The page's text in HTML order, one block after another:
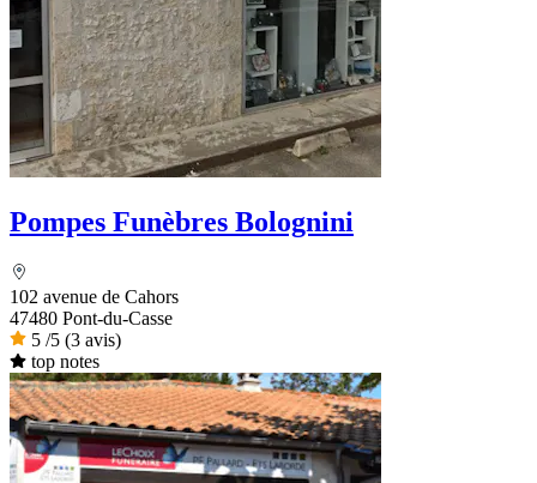
Pompes Funèbres Bolognini
102 avenue de Cahors
47480 Pont-du-Casse
5 /5 (3 avis)
top notes